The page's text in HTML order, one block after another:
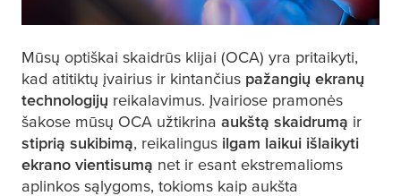
Mūsų optiškai skaidrūs klijai (OCA) yra pritaikyti,
kad atitiktų įvairius ir kintančius pažangių ekranų
technologijų reikalavimus. Įvairiose pramonės
šakose mūsų OCA užtikrina aukštą skaidrumą ir
stiprią sukibimą, reikalingus ilgam laikui išlaikyti
ekrano vientisumą net ir esant ekstremalioms
aplinkos sąlygoms, tokioms kaip aukšta